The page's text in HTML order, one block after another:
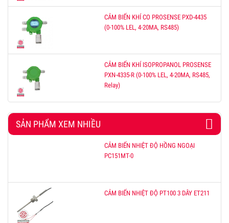
CẢM BIẾN KHÍ CO PROSENSE PXD-4435
(0-100% LEL, 4-20MA, RS485)
CẢM BIẾN KHÍ ISOPROPANOL PROSENSE
PXN-4335-R (0-100% LEL, 4-20MA, RS485,
Relay)
SẢN PHẨM XEM NHIỀU
CẢM BIẾN NHIỆT ĐỘ HỒNG NGOẠI
PC151MT-0
CẢM BIẾN NHIỆT ĐỘ PT100 3 DÂY ET211